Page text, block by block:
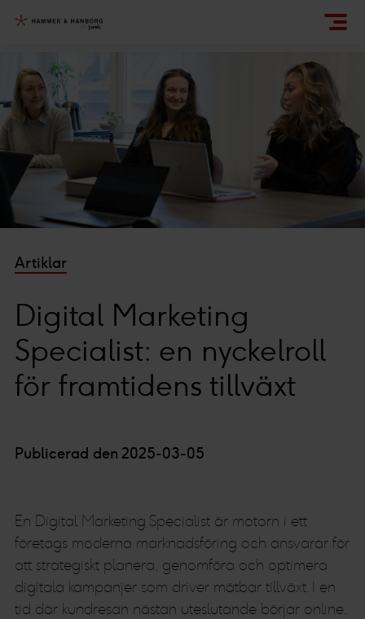
Artiklar
Digital Marketing
Specialist: en nyckelroll
för framtidens tillväxt
Publicerad den 2025-03-05
En Digital Marketing Specialist är motorn i ett
företags moderna marknadsföring och ansvarar för
att strategiskt planera, genomföra och optimera
digitala kampanjer som driver mätbar tillväxt. I en
tid där kundresan nästan uteslutande börjar online,